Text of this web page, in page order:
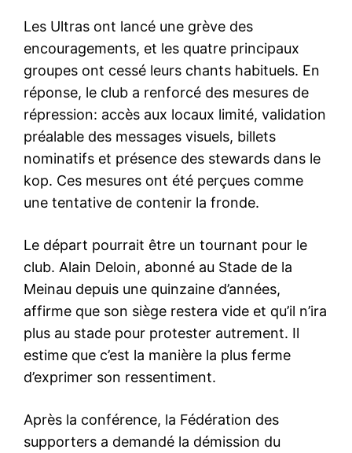
Les Ultras ont lancé une grève des
encouragements, et les quatre principaux
groupes ont cessé leurs chants habituels. En
réponse, le club a renforcé des mesures de
répression: accès aux locaux limité, validation
préalable des messages visuels, billets
nominatifs et présence des stewards dans le
kop. Ces mesures ont été perçues comme
une tentative de contenir la fronde.
Le départ pourrait être un tournant pour le
club. Alain Deloin, abonné au Stade de la
Meinau depuis une quinzaine d’années,
affirme que son siège restera vide et qu’il n’ira
plus au stade pour protester autrement. Il
estime que c’est la manière la plus ferme
d’exprimer son ressentiment.
Après la conférence, la Fédération des
supporters a demandé la démission du